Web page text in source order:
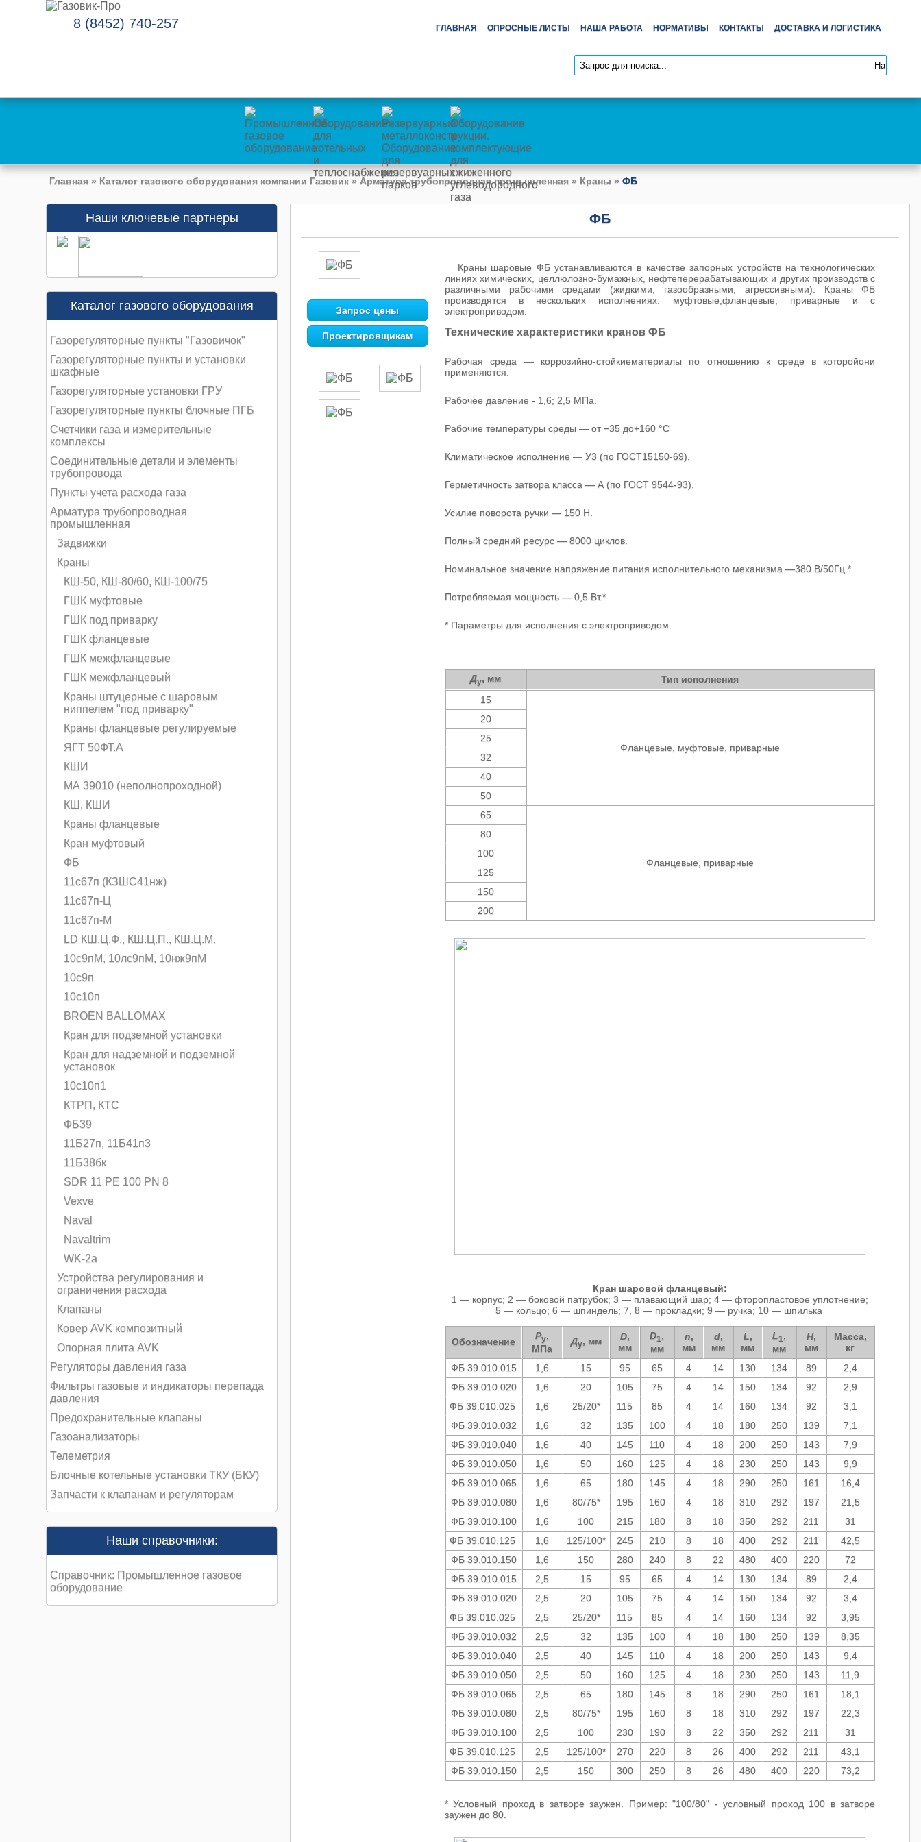
8 (8452) 740-257 ДОСТАВКА И ЛОГИСТИКА
КОНТАКТЫ
НОРМАТИВЫ
НАША РАБОТА
ОПРОСНЫЕ ЛИСТЫ
ГЛАВНАЯ
Главная » Каталог газового оборудования компании Газовик » Арматура трубопроводная промышленная » Краны »ФБ
Наши ключевые партнеры
Каталог газового оборудования
Газорегуляторные пункты "Газовичок"
Газорегуляторные пункты и установки
шкафные
Газорегуляторные установки ГРУ
Газорегуляторные пункты блочные ПГБ
Счетчики газа и измерительные
комплексы
Соединительные детали и элементы
трубопровода
Пункты учета расхода газа
Арматура трубопроводная
промышленная
Задвижки
Краны
КШ-50, КШ-80/60, КШ-100/75
ГШК муфтовые
ГШК под приварку
ГШК фланцевые
ГШК межфланцевые
ГШК межфланцевый
Краны штуцерные с шаровым
ниппелем "под приварку"
Краны фланцевые регулируемые
ЯГТ 50ФТ.А
КШИ
МА 39010 (неполнопроходной)
КШ, КШИ
Краны фланцевые
Кран муфтовый
ФБ
11с67п (КЗШС41нж)
11с67п-Ц
11с67п-М
LD КШ.Ц.Ф., КШ.Ц.П., КШ.Ц.М.
10с9пМ, 10лс9пМ, 10нж9пМ
10с9п
10с10п
BROEN BALLOMAX
Кран для подземной установки
Кран для надземной и подземной
установок
10с10п1
КТРП, КТС
ФБ39
11Б27п, 11Б41п3
11Б38бк
SDR 11 PE 100 PN 8
Vexve
Naval
Navaltrim
WK-2a
Устройства регулирования и
ограничения расхода
Клапаны
Ковер AVK композитный
Опорная плита AVK
Регуляторы давления газа
Фильтры газовые и индикаторы перепада
давления
Предохранительные клапаны
Газоанализаторы
Телеметрия
Блочные котельные установки ТКУ (БКУ)
Запчасти к клапанам и регуляторам
Наши справочники:
Справочник: Промышленное газовое
оборудование
ФБ
Запрос цены
Проектировщикам
Краны шаровые ФБ устанавливаются в качестве запорных устройств на технологических
линиях химических, целлюлозно-бумажных, нефтеперерабатывающих и других производств с
различными рабочими средами (жидкими, газообразными, агрессивными). Краны ФБ
производятся в нескольких исполнениях: муфтовые,фланцевые, приварные и с
электроприводом.
Технические характеристики кранов ФБ
Рабочая среда — коррозийно-стойкиематериалы по отношению к среде в которойони
применяются.
Рабочее давление - 1,6; 2,5 МПа.
Рабочие температуры среды — от −35 до+160 °С
Климатическое исполнение — У3 (по ГОСТ15150-69).
Герметичность затвора класса — А (по ГОСТ 9544-93).
Усилие поворота ручки — 150 Н.
Полный средний ресурс — 8000 циклов.
Номинальное значение напряжение питания исполнительного механизма —380 В/50Гц.*
Потребляемая мощность — 0,5 Вт.*
* Параметры для исполнения с электроприводом.
Ду, мм
Тип исполнения
15
Фланцевые, муфтовые, приварные
20
25
32
40
50
65
Фланцевые, приварные
80
100
125
150
200
Кран шаровой фланцевый:
1 — корпус; 2 — боковой патрубок; 3 — плавающий шар; 4 — фторопластовое уплотнение;
5 — кольцо; 6 — шпиндель; 7, 8 — прокладки; 9 — ручка; 10 — шпилька
Обозначение
Pу,
МПа
Ду, мм D,
мм
D1,
мм
n,
мм
d,
мм
L,
мм
L1,
мм
H,
мм
Масса,
кг
ФБ 39.010.015
1,6 15 95 65 4 14 130 134 89
2,4
ФБ 39.010.020
1,6 20 105 75 4 14 150 134 92
2,9
ФБ 39.010.025
1,6 25/20* 115 85 4 14 160 134 92
3,1
ФБ 39.010.032
1,6 32 135 100 4 18 180 250 139
7,1
ФБ 39.010.040
1,6 40 145 110 4 18 200 250 143
7,9
ФБ 39.010.050
1,6 50 160 125 4 18 230 250 143
9,9
ФБ 39.010.065
1,6 65 180 145 4 18 290 250 161
16,4
ФБ 39.010.080
1,6 80/75* 195 160 4 18 310 292 197
21,5
ФБ 39.010.100
1,6 100 215 180 8 18 350 292 211
31
ФБ 39.010.125
1,6 125/100* 245 210 8 18 400 292 211
42,5
ФБ 39.010.150
1,6 150 280 240 8 22 480 400 220
72
ФБ 39.010.015
2,5 15 95 65 4 14 130 134 89
2,4
ФБ 39.010.020
2,5 20 105 75 4 14 150 134 92
3,4
ФБ 39.010.025
2,5 25/20* 115 85 4 14 160 134 92
3,95
ФБ 39.010.032
2,5 32 135 100 4 18 180 250 139
8,35
ФБ 39.010.040
2,5 40 145 110 4 18 200 250 143
9,4
ФБ 39.010.050
2,5 50 160 125 4 18 230 250 143
11,9
ФБ 39.010.065
2,5 65 180 145 8 18 290 250 161
18,1
ФБ 39.010.080
2,5 80/75* 195 160 8 18 310 292 197
22,3
ФБ 39.010.100
2,5 100 230 190 8 22 350 292 211
31
ФБ 39.010.125
2,5 125/100* 270 220 8 26 400 292 211
43,1
ФБ 39.010.150
2,5 150 300 250 8 26 480 400 220 73,2
* Условный проход в затворе заужен. Пример: "100/80" - условный проход 100 в затворе
заужен до 80.